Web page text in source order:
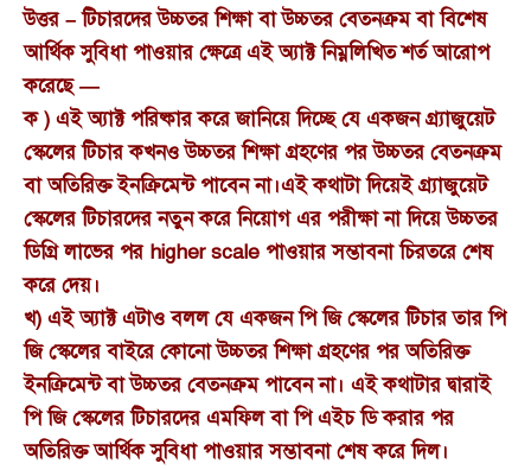
উত্তর – টিচারদের উচ্চতর শিক্ষা বা উচ্চতর বেতনক্রম বা বিশেষ
আর্থিক সুবিধা পাওয়ার ক্ষেত্রে এই অ্যাক্ট নিম্নলিখিত শর্ত আরোপ
করেছে —
ক ) এই অ্যাক্ট পরিষ্কার করে জানিয়ে দিচ্ছে যে একজন গ্র্যাজুয়েট
স্কেলের টিচার কখনও উচ্চতর শিক্ষা গ্রহণের পর উচ্চতর বেতনক্রম
বা অতিরিক্ত ইনক্রিমেন্ট পাবেন না।এই কথাটা দিয়েই গ্র্যাজুয়েট
স্কেলের টিচারদের নতুন করে নিয়োগ এর পরীক্ষা না দিয়ে উচ্চতর
ডিগ্রি লাভের পর higher scale পাওয়ার সম্ভাবনা চিরতরে শেষ
করে দেয়।
খ) এই অ্যাক্ট এটাও বলল যে একজন পি জি স্কেলের টিচার তার পি
জি স্কেলের বাইরে কোনো উচ্চতর শিক্ষা গ্রহণের পর অতিরিক্ত
ইনক্রিমেন্ট বা উচ্চতর বেতনক্রম পাবেন না। এই কথাটার দ্বারাই
পি জি স্কেলের টিচারদের এমফিল বা পি এইচ ডি করার পর
অতিরিক্ত আর্থিক সুবিধা পাওয়ার সম্ভাবনা শেষ করে দিল।